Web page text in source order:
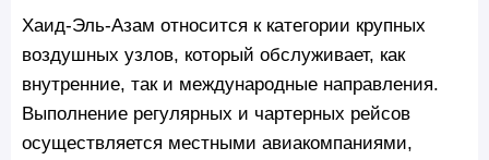
Хаид-Эль-Азам относится к категории крупных
воздушных узлов, который обслуживает, как
внутренние, так и международные направления.
Выполнение регулярных и чартерных рейсов
осуществляется местными авиакомпаниями,